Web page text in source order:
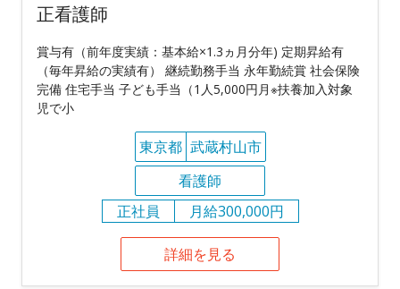
正看護師
賞与有（前年度実績：基本給×1.3ヵ月分年) 定期昇給有
（毎年昇給の実績有） 継続勤務手当 永年勤続賞 社会保険
完備 住宅手当 子ども手当（1人5,000円月※扶養加入対象
児で小
東京都 武蔵村山市
看護師
正社員
月給300,000円
詳細を見る